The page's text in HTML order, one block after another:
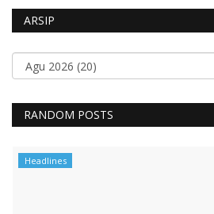
ARSIP
RANDOM POSTS
Headlines